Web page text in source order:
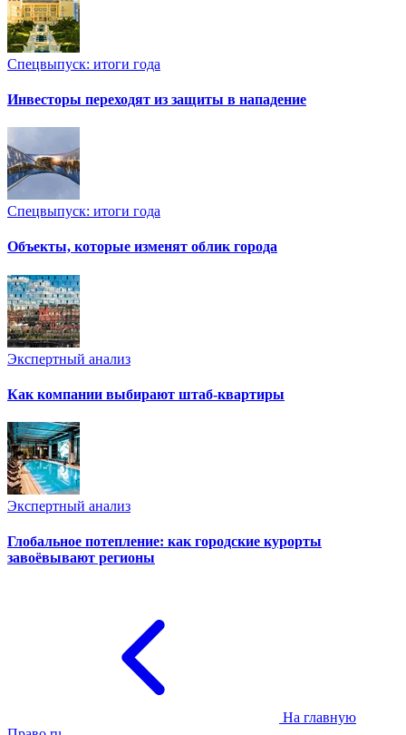
Спецвыпуск: итоги года
Инвесторы переходят из защиты в нападение
Спецвыпуск: итоги года
Объекты, которые изменят облик города
Экспертный анализ
Как компании выбирают штаб-квартиры
Экспертный анализ
Глобальное потепление: как городские курорты
завоёвывают регионы
На главную